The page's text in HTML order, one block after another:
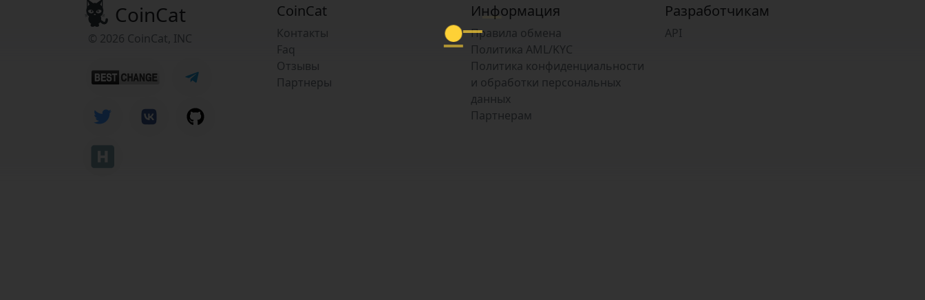
CoinCat
© 2026 CoinCat, INC
CoinCat
Контакты
Faq
Отзывы
Партнеры
Информация
Правила обмена
Политика AML/KYC
Политика конфиденциальности
и обработки персональных
данных
Партнерам
Разработчикам
API